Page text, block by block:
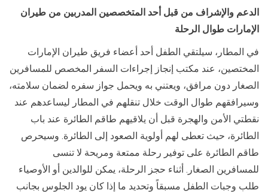
الدعم والإشراف من قبل أحد المتخصصين المدربين من طيران
الإمارات طوال الرحلة
في المطار، سيلتقي الطفل أحد أعضاء فريق طيران الإمارات
المختصين، عند مكتب إنجاز إجراءات السفر المخصص للمسافرين
الصغار دون مرافق، ويعتني به ويحمل جواز سفره لضمان سلامته،
وسيرافقهم طوال الوقت خلال تنقلهم في المطار ليساعدهم عند
نقطتي الأمن والهجرة قبل أن يلاقيهم طاقم الطائرة عند باب
الطائرة، حيث تعطى لهم أولوية الصعود إلى الطائرة. وسيحرص
طاقم الطائرة على توفير رحلة ممتعة ومريحة لا تنسى
للمسافرين الصغار. أثناء حجز الرحلة، يمكن للوالدين أو الأوصياء
طلب وجبات الطفل مسبقاً وتحديد ما إذا كان يود الجلوس بجانب